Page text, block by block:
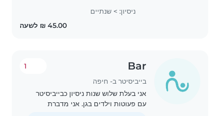
ניסיון: > שנתיים
Bar
בייביסיטר ב- חיפה
1
אני בעלת שלוש שנות ניסיון כבייביסיטר
עם פעוטות וילדים בגן. אני מדברת